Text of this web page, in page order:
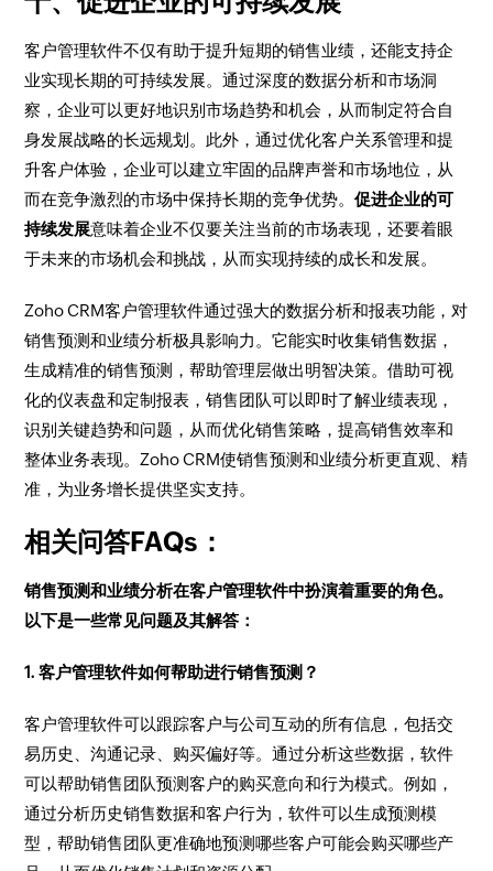
客户管理软件不仅有助于提升短期的销售业绩，还能支持企
业实现长期的可持续发展。通过深度的数据分析和市场洞
察，企业可以更好地识别市场趋势和机会，从而制定符合自
身发展战略的长远规划。此外，通过优化客户关系管理和提
升客户体验，企业可以建立牢固的品牌声誉和市场地位，从
而在竞争激烈的市场中保持长期的竞争优势。促进企业的可
持续发展意味着企业不仅要关注当前的市场表现，还要着眼
于未来的市场机会和挑战，从而实现持续的成长和发展。
Zoho CRM客户管理软件通过强大的数据分析和报表功能，对
销售预测和业绩分析极具影响力。它能实时收集销售数据，
生成精准的销售预测，帮助管理层做出明智决策。借助可视
化的仪表盘和定制报表，销售团队可以即时了解业绩表现，
识别关键趋势和问题，从而优化销售策略，提高销售效率和
整体业务表现。Zoho CRM使销售预测和业绩分析更直观、精
准，为业务增长提供坚实支持。
相关问答FAQs：
销售预测和业绩分析在客户管理软件中扮演着重要的角色。
以下是一些常见问题及其解答：
1. 客户管理软件如何帮助进行销售预测？
客户管理软件可以跟踪客户与公司互动的所有信息，包括交
易历史、沟通记录、购买偏好等。通过分析这些数据，软件
可以帮助销售团队预测客户的购买意向和行为模式。例如，
通过分析历史销售数据和客户行为，软件可以生成预测模
型，帮助销售团队更准确地预测哪些客户可能会购买哪些产